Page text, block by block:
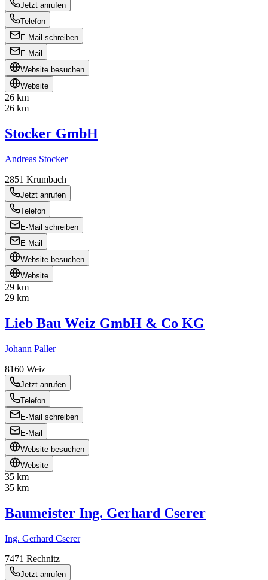
Jetzt anrufen
Telefon
E-Mail schreiben
E-Mail
Website besuchen
Website
26 km
26 km
Stocker GmbH
Andreas Stocker
2851 Krumbach
Jetzt anrufen
Telefon
E-Mail schreiben
E-Mail
Website besuchen
Website
29 km
29 km
Lieb Bau Weiz GmbH & Co KG
Johann Paller
8160 Weiz
Jetzt anrufen
Telefon
E-Mail schreiben
E-Mail
Website besuchen
Website
35 km
35 km
Baumeister Ing. Gerhard Cserer
Ing. Gerhard Cserer
7471 Rechnitz
Jetzt anrufen